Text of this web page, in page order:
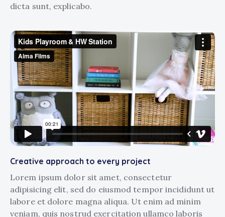
dicta sunt, explicabo.
Creative approach to every project
Lorem ipsum dolor sit amet, consectetur
adipisicing elit, sed do eiusmod tempor incididunt ut
labore et dolore magna aliqua. Ut enim ad minim
veniam, quis nostrud exercitation ullamco laboris